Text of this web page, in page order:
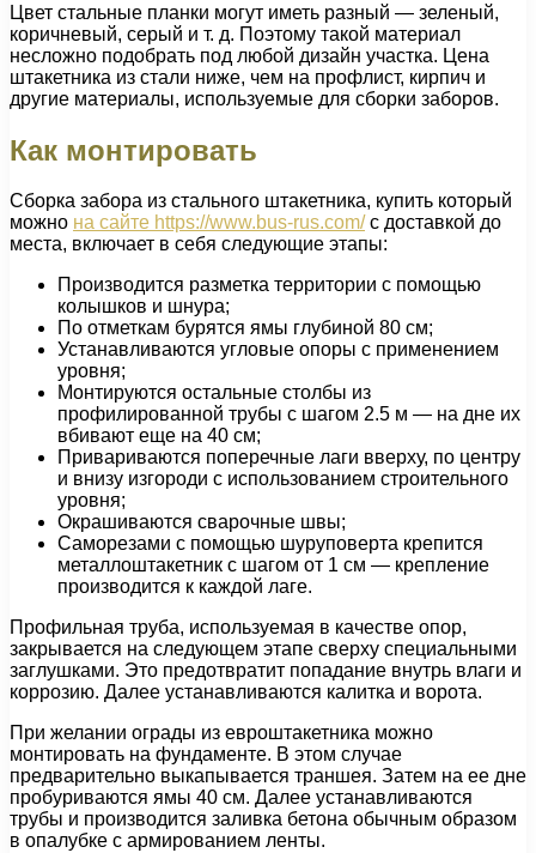
Цвет стальные планки могут иметь разный — зеленый,
коричневый, серый и т. д. Поэтому такой материал
несложно подобрать под любой дизайн участка. Цена
штакетника из стали ниже, чем на профлист, кирпич и
другие материалы, используемые для сборки заборов.
Как монтировать
Сборка забора из стального штакетника, купить который
можно на сайте https://www.bus-rus.com/с доставкой до
места, включает в себя следующие этапы:
Производится разметка территории с помощью
колышков и шнура;
По отметкам бурятся ямы глубиной 80 см;
Устанавливаются угловые опоры с применением
уровня;
Монтируются остальные столбы из
профилированной трубы с шагом 2.5 м — на дне их
вбивают еще на 40 см;
Привариваются поперечные лаги вверху, по центру
и внизу изгороди с использованием строительного
уровня;
Окрашиваются сварочные швы;
Саморезами с помощью шуруповерта крепится
металлоштакетник с шагом от 1 см — крепление
производится к каждой лаге.
Профильная труба, используемая в качестве опор,
закрывается на следующем этапе сверху специальными
заглушками. Это предотвратит попадание внутрь влаги и
коррозию. Далее устанавливаются калитка и ворота.
При желании ограды из евроштакетника можно
монтировать на фундаменте. В этом случае
предварительно выкапывается траншея. Затем на ее дне
пробуриваются ямы 40 см. Далее устанавливаются
трубы и производится заливка бетона обычным образом
в опалубке с армированием ленты.